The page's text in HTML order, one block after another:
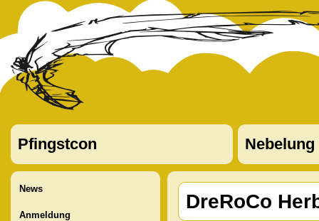
Pfingstcon Nebelung
News
Anmeldung
DreRoCo